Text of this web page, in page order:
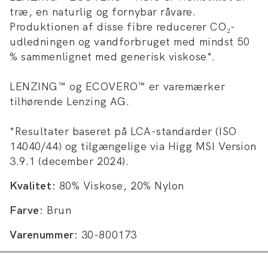
træ, en naturlig og fornybar råvare.
Produktionen af disse fibre reducerer CO₂-
udledningen og vandforbruget med mindst 50
% sammenlignet med generisk viskose*.
LENZING™ og ECOVERO™ er varemærker
tilhørende Lenzing AG.
*Resultater baseret på LCA-standarder (ISO
14040/44) og tilgængelige via Higg MSI Version
3.9.1 (december 2024).
Kvalitet: 80% Viskose, 20% Nylon
Farve: Brun
Varenummer: 30-800173